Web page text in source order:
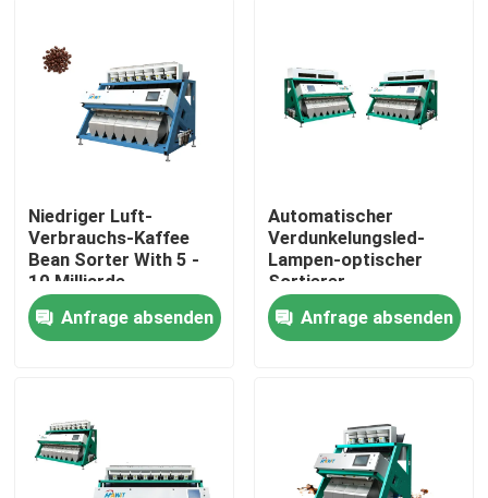
Haus
Über uns
Niedriger Luft-
Verbrauchs-Kaffee
Bean Sorter With 5 -
10 Milliarde
Ausstoßen
Anfrage absenden
Automatischer
Verdunkelungsled-
Lampen-optischer
Sortierer
Anfrage absenden